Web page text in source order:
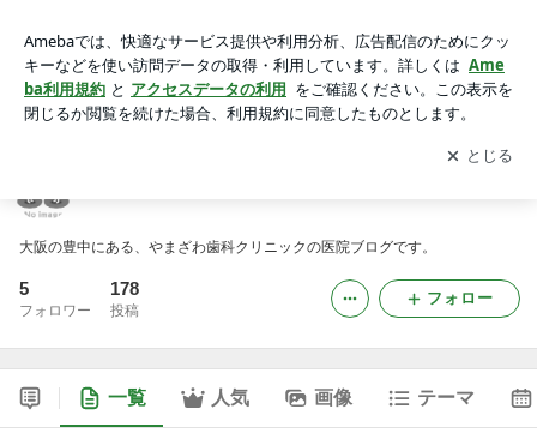
アプリをダウンロードして ブログの更新通知
を受け取りまし
ょう。
開く
大阪の豊中にある、やまざわ歯科クリニックの医院ブログです。
5
フォロワー
178
投稿
フォロー
一覧 人気 画像 テーマ